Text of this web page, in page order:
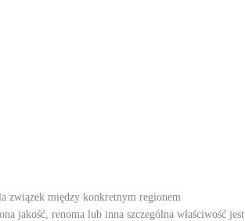
związek między konkretnym regionem
jakość, renoma lub inna szczególna właściwość jest